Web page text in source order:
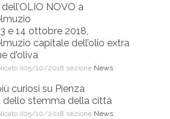
NOVO a
e 14 ottobre 2018,
capitale dell’olio extra
d'oliva
il05/10/2018 sezione News
curiosi su Pienza
dello stemma della città
il05/10/2018 sezione News